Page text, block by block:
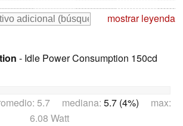
mostrar leyenda
- Idle Power Consumption 150cd
5.7 mediana: 5.7 (4%) max:
6.08 Watt